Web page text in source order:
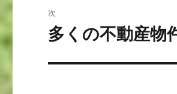
ゲ
稿:
次
次
投
多くの不動産物